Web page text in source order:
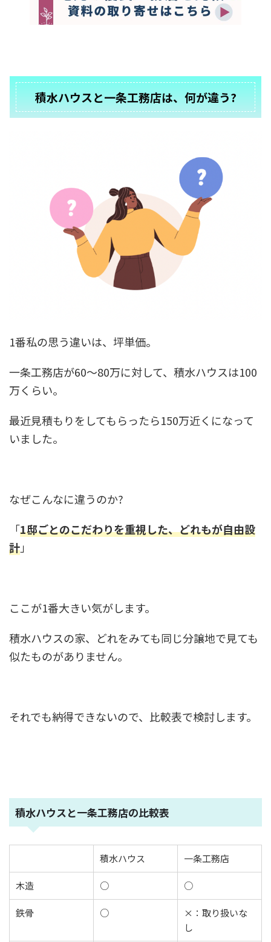
積水ハウスと一条工務店は、何が違う?
1番私の思う違いは、坪単価。
一条工務店が60〜80万に対して、積水ハウスは100
万くらい。
最近見積もりをしてもらったら150万近くになって
いました。
なぜこんなに違うのか?
「1邸ごとのこだわりを重視した、どれもが自由設
計」
ここが1番大きい気がします。
積水ハウスの家、どれをみても同じ分譲地で見ても
似たものがありません。
それでも納得できないので、比較表で検討します。
積水ハウスと一条工務店の比較表
積水ハウス 一条工務店
木造 ○ ○
鉄骨 ○
×：取り扱いな
し